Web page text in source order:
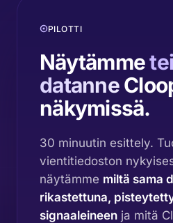
PILOTTI
Näytämme
datanne
näkymissä.
30 minuutin esittely.
vientitiedoston
näytämme miltä sama
rikastettuna,
signaaleineen ja mitä